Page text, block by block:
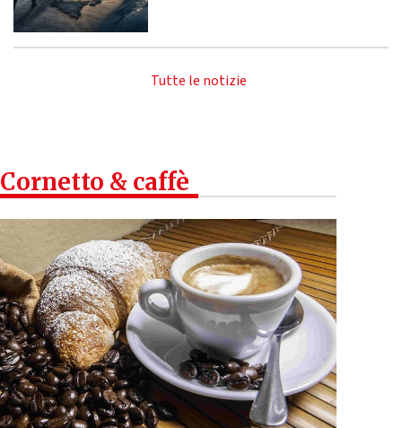
Tutte le notizie
Cornetto & caffè